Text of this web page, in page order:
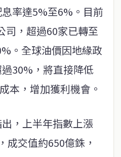
率達5%至6%。目前
司，超過60家已轉至
。全球油價因地緣政
30%，將直接降低
本，增加獲利機會。
，上半年指數上漲
成交值約650億銖，